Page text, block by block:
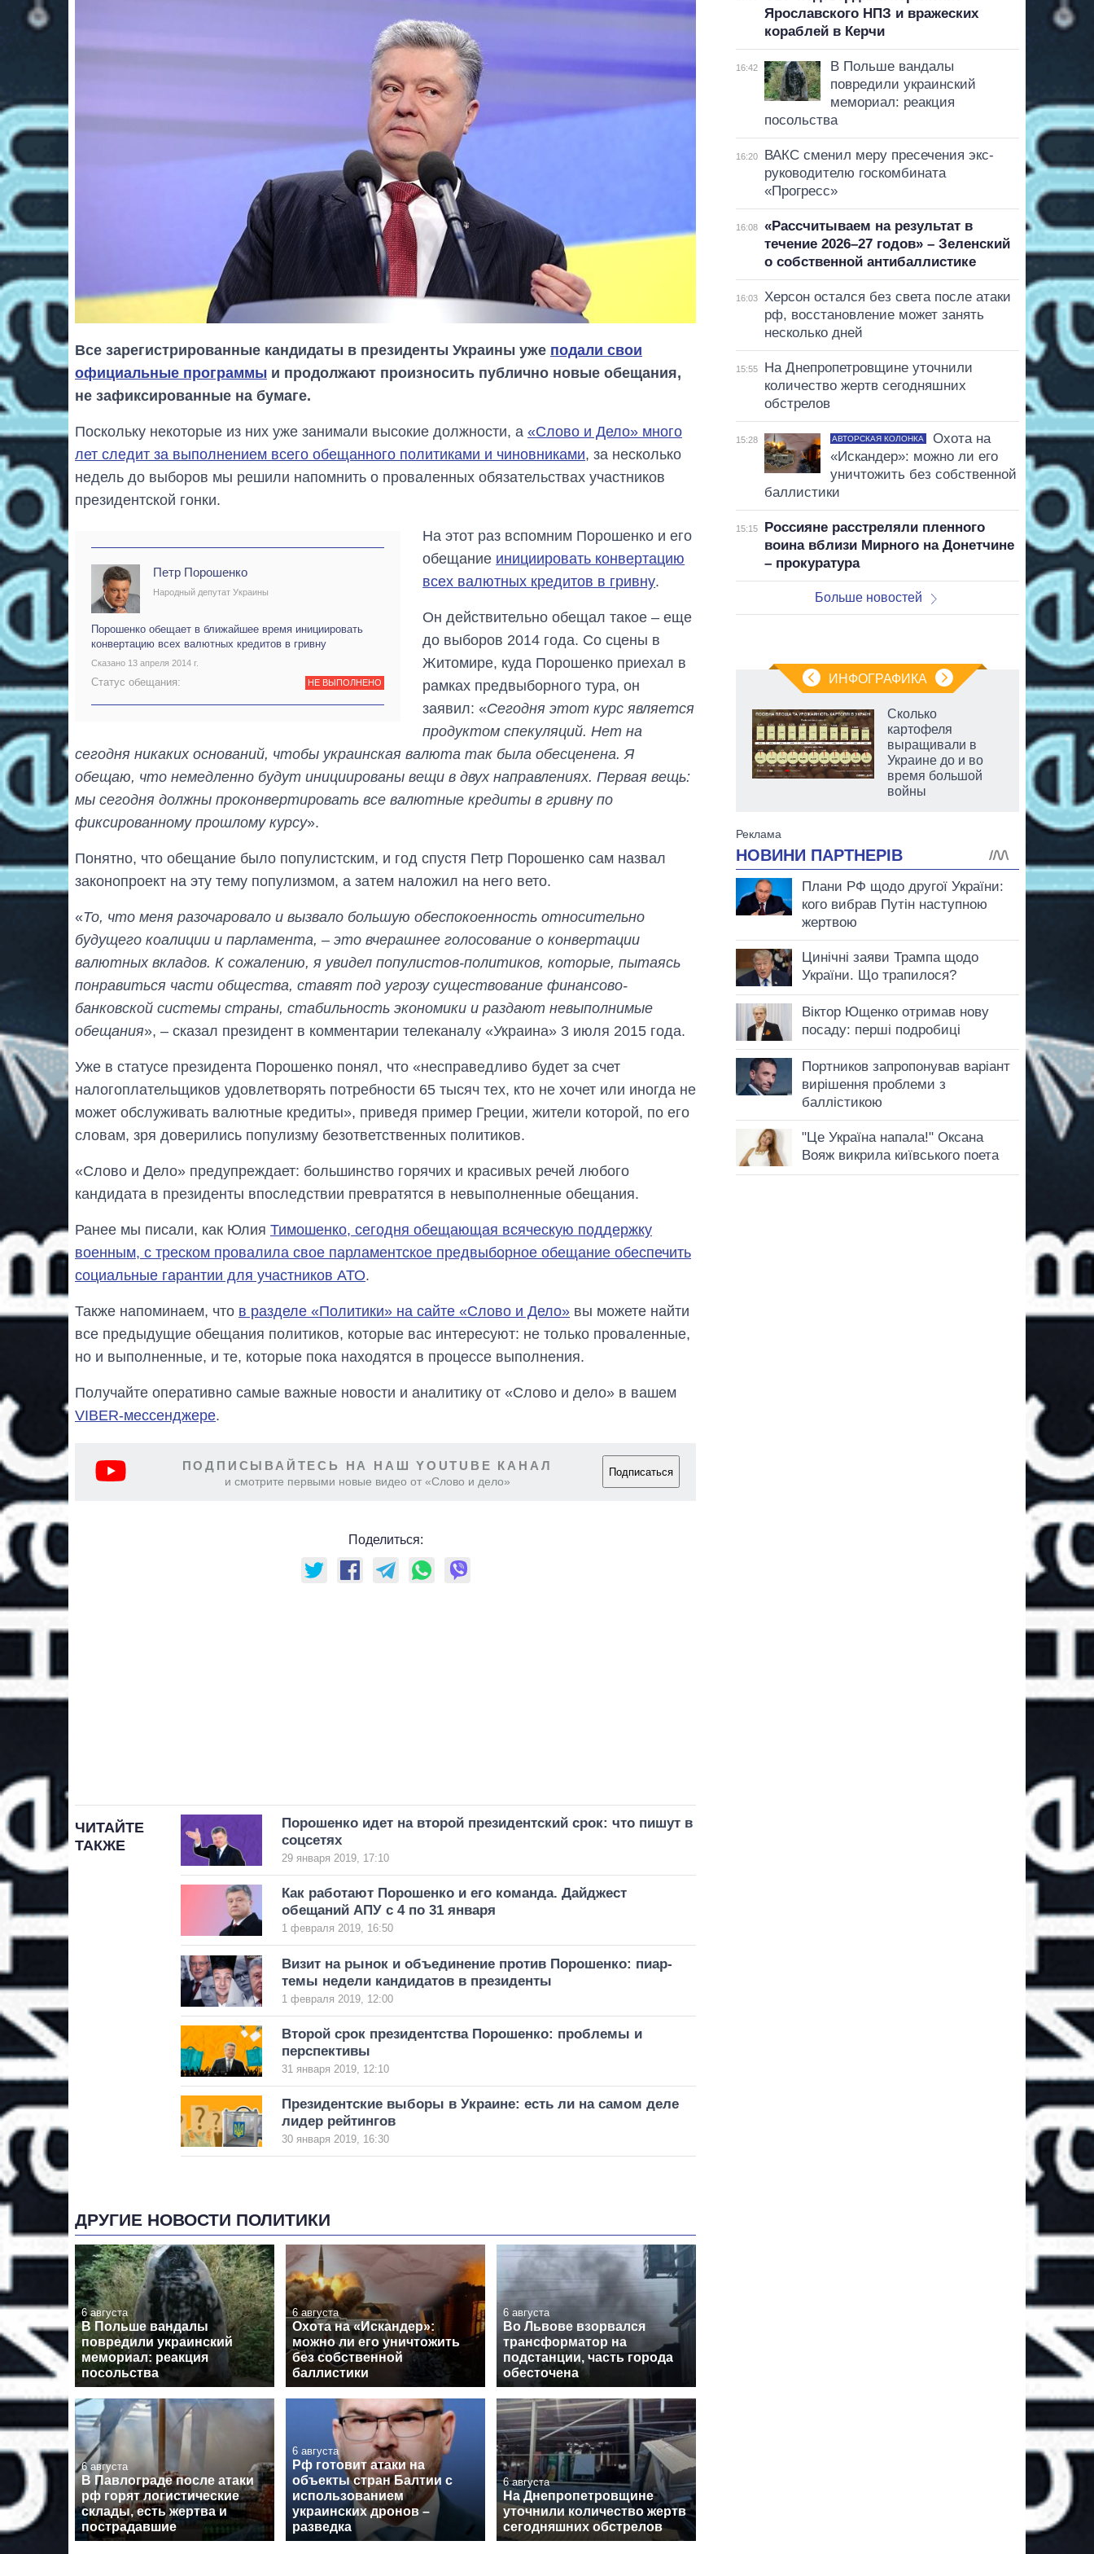
Все зарегистрированные кандидаты в президенты Украины уже подали свои
официальные программы и продолжают произносить публично новые обещания,
не зафиксированные на бумаге.
Поскольку некоторые из них уже занимали высокие должности, а «Слово и Дело» много
лет следит за выполнением всего обещанного политиками и чиновниками, за несколько
недель до выборов мы решили напомнить о проваленных обязательствах участников
президентской гонки.
Петр Порошенко
Народный депутат Украины
Порошенко обещает в ближайшее время инициировать
конвертацию всех валютных кредитов в гривну
Сказано 13 апреля 2014 г.
Статус обещания: НЕ ВЫПОЛНЕНО
На этот раз вспомним Порошенко и его
обещание инициировать конвертацию
всех валютных кредитов в гривну.
Он действительно обещал такое – еще
до выборов 2014 года. Со сцены в
Житомире, куда Порошенко приехал в
рамках предвыборного тура, он
заявил: «Сегодня этот курс является
продуктом спекуляций. Нет на
сегодня никаких оснований, чтобы украинская валюта так была обесценена. Я
обещаю, что немедленно будут инициированы вещи в двух направлениях. Первая вещь:
мы сегодня должны проконвертировать все валютные кредиты в гривну по
фиксированному прошлому курсу».
Понятно, что обещание было популистским, и год спустя Петр Порошенко сам назвал
законопроект на эту тему популизмом, а затем наложил на него вето.
«То, что меня разочаровало и вызвало большую обеспокоенность относительно
будущего коалиции и парламента, – это вчерашнее голосование о конвертации
валютных вкладов. К сожалению, я увидел популистов-политиков, которые, пытаясь
понравиться части общества, ставят под угрозу существование финансово-
банковской системы страны, стабильность экономики и раздают невыполнимые
обещания», – сказал президент в комментарии телеканалу «Украина» 3 июля 2015 года.
Уже в статусе президента Порошенко понял, что «несправедливо будет за счет
налогоплательщиков удовлетворять потребности 65 тысяч тех, кто не хочет или иногда не
может обслуживать валютные кредиты», приведя пример Греции, жители которой, по его
словам, зря доверились популизму безответственных политиков.
«Слово и Дело» предупреждает: большинство горячих и красивых речей любого
кандидата в президенты впоследствии превратятся в невыполненные обещания.
Ранее мы писали, как Юлия Тимошенко, сегодня обещающая всяческую поддержку
военным, с треском провалила свое парламентское предвыборное обещание обеспечить
социальные гарантии для участников АТО.
Также напоминаем, что в разделе «Политики» на сайте «Слово и Дело» вы можете найти
все предыдущие обещания политиков, которые вас интересуют: не только проваленные,
но и выполненные, и те, которые пока находятся в процессе выполнения.
Получайте оперативно самые важные новости и аналитику от «Слово и дело» в вашем
VIBER-мессенджере.
ПОДПИСЫВАЙТЕСЬ НА НАШ YOUTUBE КАНАЛ
и смотрите первыми новые видео от «Слово и дело»
Подписаться
Поделиться:
ЧИТАЙТЕ
ТАКЖЕ
Порошенко идет на второй президентский срок: что пишут в
соцсетях
29 января 2019, 17:10
Как работают Порошенко и его команда. Дайджест
обещаний АПУ с 4 по 31 января
1 февраля 2019, 16:50
Визит на рынок и объединение против Порошенко: пиар-
темы недели кандидатов в президенты
1 февраля 2019, 12:00
Второй срок президентства Порошенко: проблемы и
перспективы
31 января 2019, 12:10
Президентские выборы в Украине: есть ли на самом деле
лидер рейтингов
30 января 2019, 16:30
ДРУГИЕ НОВОСТИ ПОЛИТИКИ
6 августа
В Польше вандалы
повредили украинский
мемориал: реакция
посольства
6 августа
Охота на «Искандер»:
можно ли его уничтожить
без собственной
баллистики
6 августа
Во Львове взорвался
трансформатор на
подстанции, часть города
обесточена
6 августа
В Павлограде после атаки
рф горят логистические
склады, есть жертва и
пострадавшие
6 августа
Рф готовит атаки на
объекты стран Балтии с
использованием
украинских дронов –
разведка
6 августа
На Днепропетровщине
уточнили количество жертв
сегодняшних обстрелов
Ярославского НПЗ и вражеских
кораблей в Керчи
16:42
В Польше вандалы
повредили украинский
мемориал: реакция
посольства
16:20
ВАКС сменил меру пресечения экс-
руководителю госкомбината
«Прогресс»
16:08
«Рассчитываем на результат в
течение 2026–27 годов» – Зеленский
о собственной антибаллистике
16:03
Херсон остался без света после атаки
рф, восстановление может занять
несколько дней
15:55
На Днепропетровщине уточнили
количество жертв сегодняшних
обстрелов
15:28 АВТОРСКАЯ КОЛОНКА
Охота на
«Искандер»: можно ли его
уничтожить без собственной
баллистики
15:15
Россияне расстреляли пленного
воина вблизи Мирного на Донетчине
– прокуратура
Больше новостей
ИНФОГРАФИКА
Восемь
массированных
за лето: Киев и
область стали
Сколько
картофеля
выращивали в
Украине до и во
время большой
войны